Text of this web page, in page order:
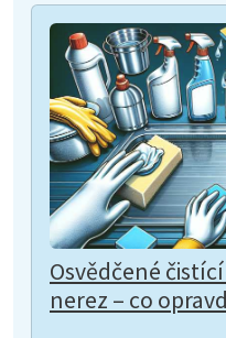
Osvědčené
nerez – co